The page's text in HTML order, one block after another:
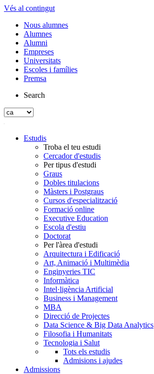
Vés al contingut
Nous alumnes
Alumnes
Alumni
Empreses
Universitats
Escoles i famílies
Premsa
Search
Estudis
Troba el teu estudi
Cercador d'estudis
Per tipus d'estudi
Graus
Dobles titulacions
Màsters i Postgraus
Cursos d'especialització
Formació online
Executive Education
Escola d'estiu
Doctorat
Per l'àrea d'estudi
Arquitectura i Edificació
Art, Animació i Multimèdia
Enginyeries TIC
Informàtica
Intel·ligència Artificial
Business i Management
MBA
Direcció de Projectes
Data Science & Big Data Analytics
Filosofia i Humanitats
Tecnologia i Salut
Tots els estudis
Admisions i ajudes
Admissions